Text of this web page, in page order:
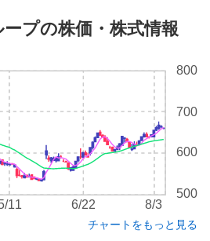
プの株価・株式情報
500
600
700
800
11 6/22 8/3
チャートをもっと見る